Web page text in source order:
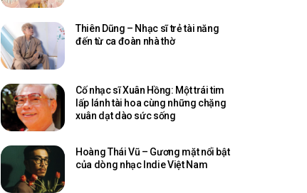
Thiên Dũng – Nhạc sĩ trẻ tài năng
đến từ ca đoàn nhà thờ
Cố nhạc sĩ Xuân Hồng: Một trái tim
lấp lánh tài hoa cùng những chặng
xuân dạt dào sức sống
Hoàng Thái Vũ – Gương mặt nổi bật
của dòng nhạc Indie Việt Nam